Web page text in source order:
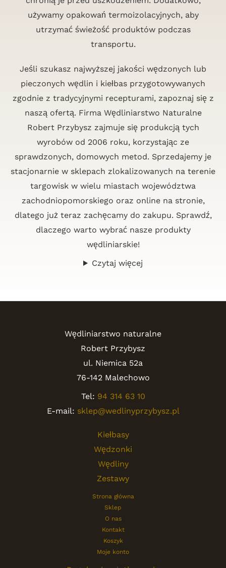
używamy opakowań termoizolacyjnych, aby
utrzymać świeżość produktów podczas
transportu.
Jeśli szukasz najwyższej jakości wędzonych lub
pieczonych wędlin i kiełbas przygotowywanych
zgodnie z tradycyjnymi recepturami, zapoznaj się z
naszą ofertą. Firma Wędliniarstwo Naturalne
Robert Przybysz zajmuje się produkcją tych
wyrobów od 2006 roku, korzystając ze
sprawdzonych, domowych metod. Sprzedajemy je
stacjonarnie w sklepach zlokalizowanych na terenie
targowisk w wielu miastach województwa
zachodniopomorskiego oraz online na stronie,
dlatego już teraz zachęcamy do zakupu. Sprawdź,
dlaczego warto wybrać nasze produkty
wędliniarskie!
Czytaj więcej
Wędliniarstwo naturalne
Robert Przybysz
ul. Niemica 52a
76-142 Malechowo
Tel: 94 314 63 10
E-mail: sklep@wedlinyprzybysz.pl
Kiełbasy
Wędzonki
Wędliny
Zestawy
Strona główna
Sklep
O nas
Kontakt
Koszyk
Moje konto